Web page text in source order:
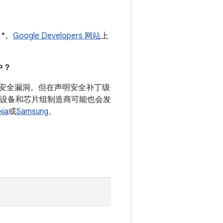
Google Developers 网站上
全漏洞。但在声明安全补丁级
备和芯片组制造商可能也会发
或Samsung。